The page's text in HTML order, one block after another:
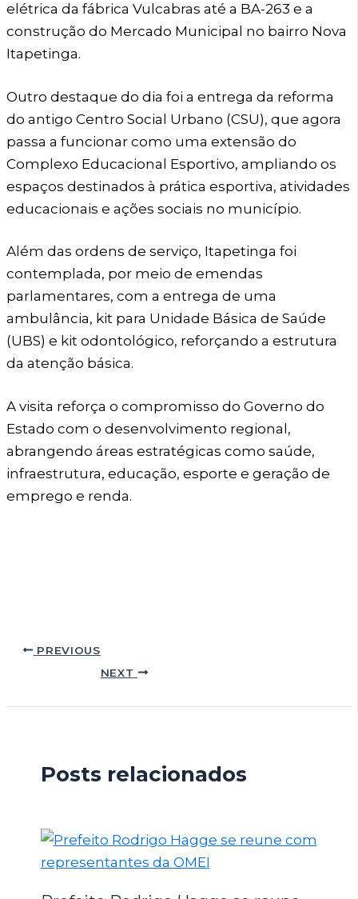
elétrica da fábrica Vulcabras até a BA-263 e a
construção do Mercado Municipal no bairro Nova
Itapetinga.
Outro destaque do dia foi a entrega da reforma
do antigo Centro Social Urbano (CSU), que agora
passa a funcionar como uma extensão do
Complexo Educacional Esportivo, ampliando os
espaços destinados à prática esportiva, atividades
educacionais e ações sociais no município.
Além das ordens de serviço, Itapetinga foi
contemplada, por meio de emendas
parlamentares, com a entrega de uma
ambulância, kit para Unidade Básica de Saúde
(UBS) e kit odontológico, reforçando a estrutura
da atenção básica.
A visita reforça o compromisso do Governo do
Estado com o desenvolvimento regional,
abrangendo áreas estratégicas como saúde,
infraestrutura, educação, esporte e geração de
emprego e renda.
PREVIOUS
NEXT
Posts relacionados